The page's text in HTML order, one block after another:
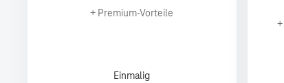
+ Premium‑Vorteile
Einmalig
+